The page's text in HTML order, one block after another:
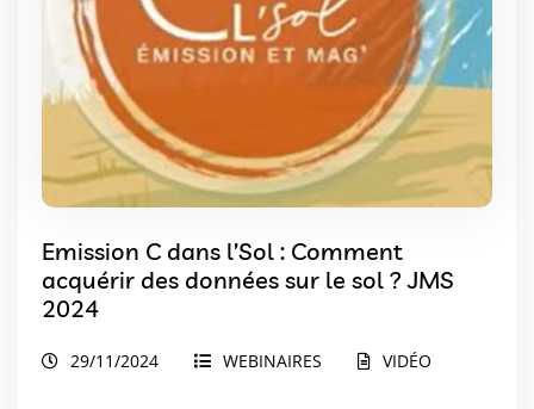
Emission C dans l’Sol : Comment
acquérir des données sur le sol ? JMS
2024
29/11/2024 WEBINAIRES VIDÉO